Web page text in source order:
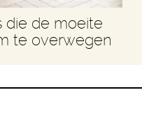
die de moeite
te overwegen